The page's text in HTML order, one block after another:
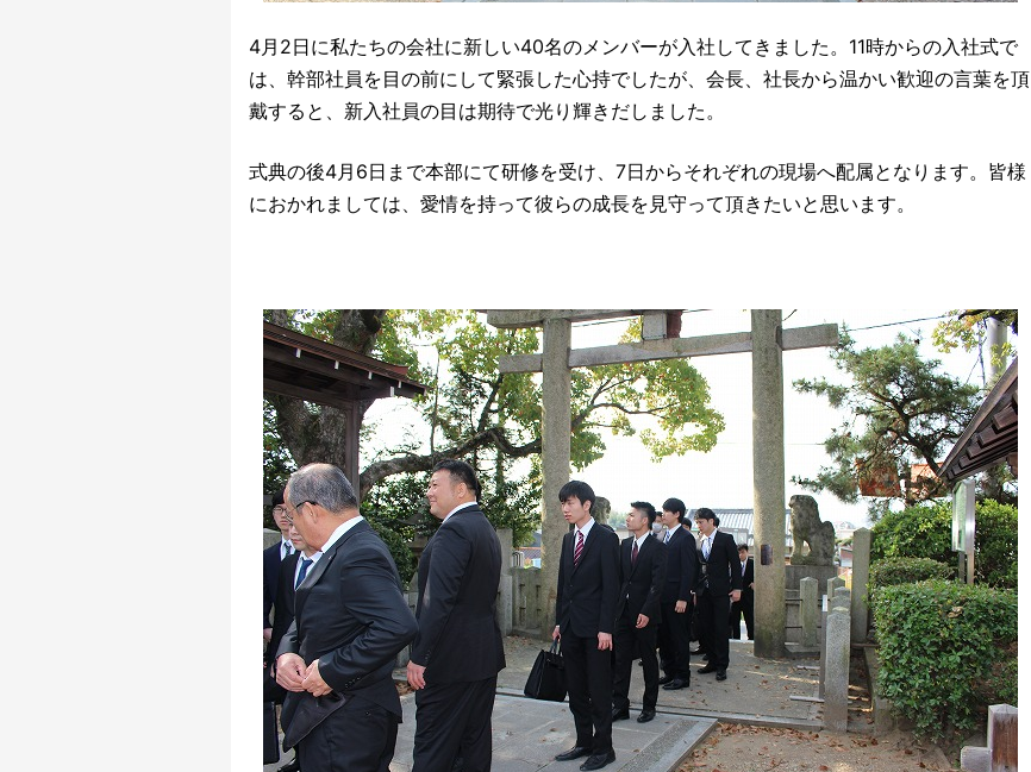
4月2日に私たちの会社に新しい40名のメンバーが入社してきました。11時からの入社式で
は、幹部社員を目の前にして緊張した心持でしたが、会長、社長から温かい歓迎の言葉を頂
戴すると、新入社員の目は期待で光り輝きだしました。
式典の後4月6日まで本部にて研修を受け、7日からそれぞれの現場へ配属となります。皆様
におかれましては、愛情を持って彼らの成長を見守って頂きたいと思います。